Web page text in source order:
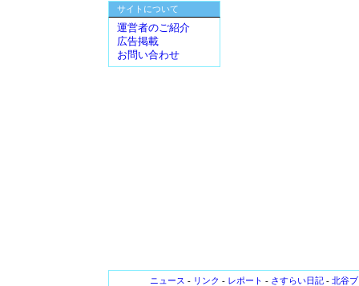
サイトについて
運営者のご紹介
広告掲載
お問い合わせ
ニュース - リンク - レポート - さすらい日記- 北谷